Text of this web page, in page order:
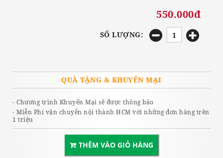
550.000đ
SỐ LƯỢNG:
QUÀ TẶNG & KHUYẾN MẠI
- Chương trình Khuyến Mại sẽ được thông báo
- Miễn Phí vận chuyển nội thành HCM với những đơn hàng trên
1 triệu
THÊM VÀO GIỎ HÀNG